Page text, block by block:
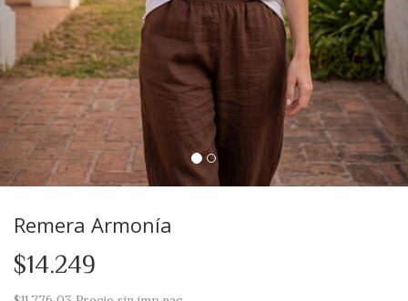
Remera Armonía
$14.249